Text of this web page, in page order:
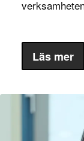
Det är också
eftersom
med både
och kundens
utveckla en
Dessutom
Läs mer